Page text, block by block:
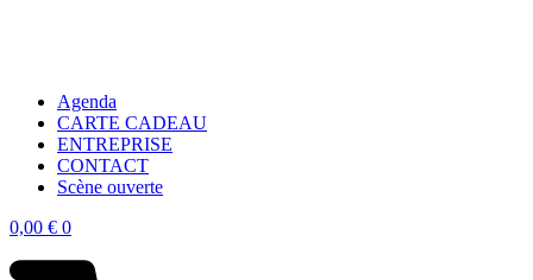
Agenda
CARTE CADEAU
ENTREPRISE
CONTACT
Scène ouverte
0,00 € 0